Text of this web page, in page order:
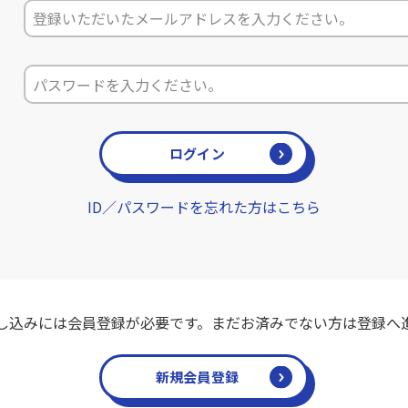
ログイン
ID／パスワードを忘れた方はこちら
込みには会員登録が必要です。まだお済みでない方は登録へ
新規会員登録